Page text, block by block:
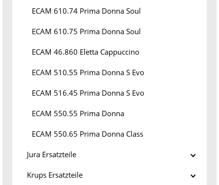
ECAM 610.74 Prima Donna Soul
ECAM 610.75 Prima Donna Soul
ECAM 46.860 Eletta Cappuccino
ECAM 510.55 Prima Donna S Evo
ECAM 516.45 Prima Donna S Evo
ECAM 550.55 Prima Donna
ECAM 550.65 Prima Donna Class
Jura Ersatzteile
Krups Ersatzteile